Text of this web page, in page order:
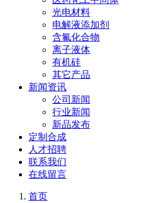
光电材料
电解液添加剂
含氟化合物
离子液体
有机硅
其它产品
新闻资讯
公司新闻
行业新闻
新品发布
定制合成
人才招聘
联系我们
在线留言
首页